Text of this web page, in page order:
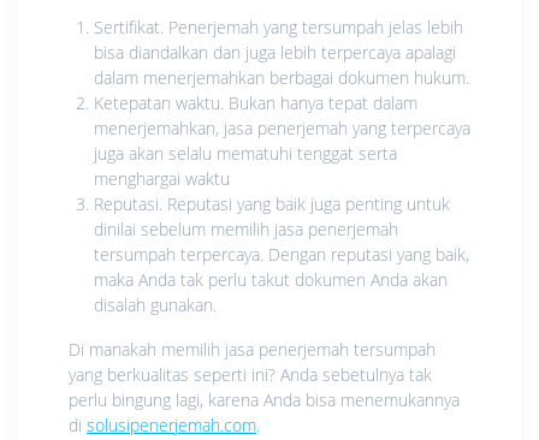
Sertifikat. Penerjemah yang tersumpah jelas lebih
bisa diandalkan dan juga lebih terpercaya apalagi
dalam menerjemahkan berbagai dokumen hukum.
Ketepatan waktu. Bukan hanya tepat dalam
menerjemahkan, jasa penerjemah yang terpercaya
juga akan selalu mematuhi tenggat serta
menghargai waktu
Reputasi. Reputasi yang baik juga penting untuk
dinilai sebelum memilih jasa penerjemah
tersumpah terpercaya. Dengan reputasi yang baik,
maka Anda tak perlu takut dokumen Anda akan
disalah gunakan.
Di manakah memilih jasa penerjemah tersumpah
yang berkualitas seperti ini? Anda sebetulnya tak
perlu bingung lagi, karena Anda bisa menemukannya
di solusipenerjemah.com.